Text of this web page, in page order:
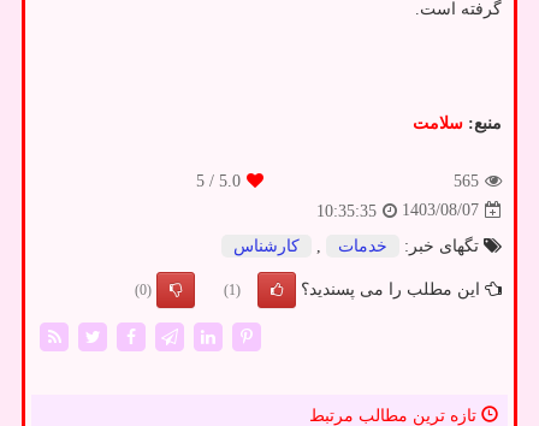
گرفته است.
منبع: سلامت
565
5.0
/ 5
1403/08/07
10:35:35
تگهای خبر:
خدمات كارشناس
این مطلب را می پسندید؟ (1)
(0)
تازه ترین مطالب مرتبط